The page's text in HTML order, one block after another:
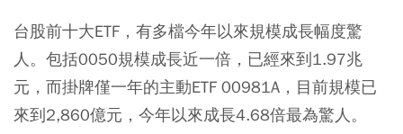
台股前十大ETF，有多檔今年以來規模成長幅度驚
人。包括0050規模成長近一倍，已經來到1.97兆
元，而掛牌僅一年的主動ETF 00981A ，目前規模已
來到2,860億元，今年以來成長4.68倍最為驚人。